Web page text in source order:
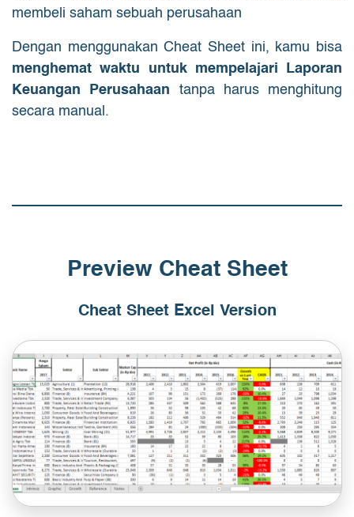
membeli saham sebuah perusahaan
Dengan menggunakan Cheat Sheet ini, kamu bisa
menghemat waktu untuk mempelajari Laporan
Keuangan Perusahaan tanpa harus menghitung
secara manual.
Preview Cheat Sheet
Cheat Sheet Excel Version